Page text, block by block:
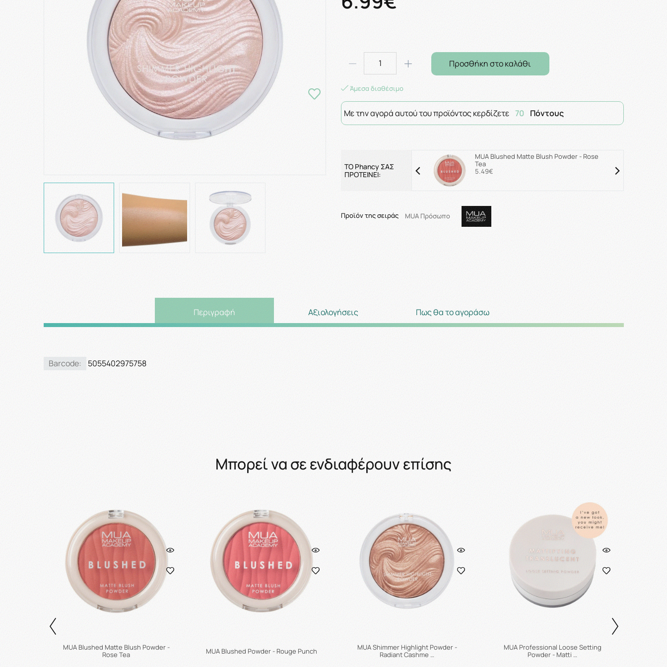
Προσθήκη στο καλάθι
Άμεσα διαθέσιμο
Με την αγορά αυτού του προϊόντος κερδίζετε 70 Πόντους
ΤΟ Phancy ΣΑΣ
ΠΡΟΤΕΙΝΕΙ:
MUA Blushed Matte Blush Powder - Rose
Tea
5.49€
Προϊόν της σειράς MUA Πρόσωπο
Περιγραφή Αξιολογήσεις Πως θα το αγοράσω
Barcode: 5055402975758
Μπορεί να σε ενδιαφέρουν επίσης
MUA Blushed Matte Blush Powder -
Rose Tea
MUA Blushed Powder - Rouge Punch
MUA Shimmer Highlight Powder -
Radiant Cashme …
MUA Professional Loose Setting
Powder - Matti …